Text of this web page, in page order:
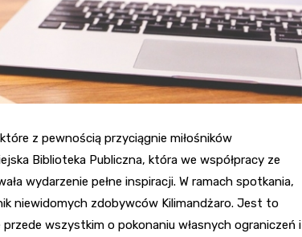
z pewnością przyciągnie miłośników
Biblioteka Publiczna, która we współpracy ze
wydarzenie pełne inspiracji. W ramach spotkania,
niewidomych zdobywców Kilimandżaro. Jest to
wszystkim o pokonaniu własnych ograniczeń i